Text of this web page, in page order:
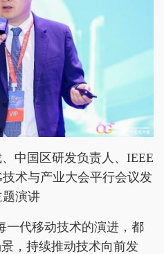
中国区研发负责人、IEEE
技术与产业大会平行会议发
题演讲
一代移动技术的演进，都
，持续推动技术向前发